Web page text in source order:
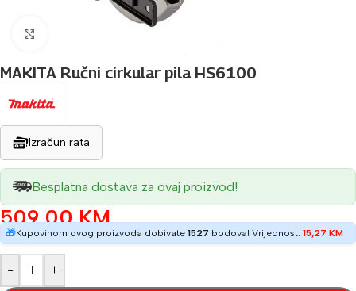
MAKITA Ručni cirkular pila HS6100
Izračun rata
Besplatna dostava za ovaj proizvod!
509,00KM
🎁Kupovinom ovog proizvoda dobivate 1527 bodova! Vrijednost: 15,27 KM
- +